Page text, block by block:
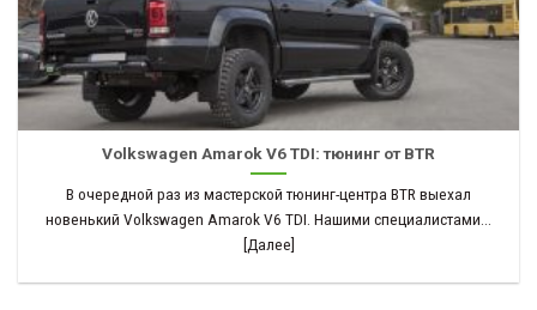
Volkswagen Amarok V6 TDI: тюнинг от BTR
В очередной раз из мастерской тюнинг-центра BTR выехал
новенький Volkswagen Amarok V6 TDI. Нашими специалистами...
[Далее]